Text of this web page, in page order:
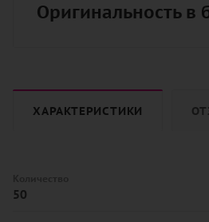
Оригинальность в
ХАРАКТЕРИСТИКИ
50